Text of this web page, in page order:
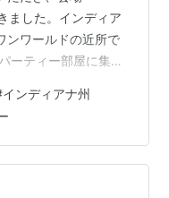
ました。インディア
ンワールドの近所で
ーティー部屋に集合
が、 こちらはパーテ
、退場。 保護者は
で、その後の写真は
ームに移動し、全員
が与えられる中’’フ
インディアナ州